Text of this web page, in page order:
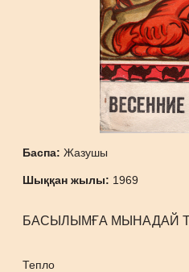
Баспа:Жазушы
Шыққан жылы: 1969
БАСЫЛЫМҒА МЫНАДАЙ
Тепло